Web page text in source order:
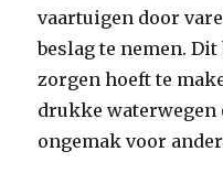
vaartuigen door
beslag te nemen.
zorgen hoeft te
drukke waterwegen
ongemak voor